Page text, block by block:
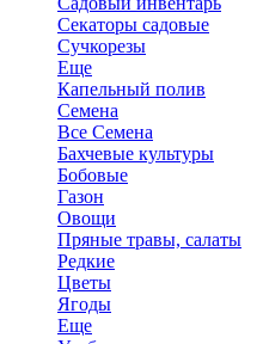
Секаторы садовые
Сучкорезы
Еще
Капельный полив
Семена
Все Семена
Бахчевые культуры
Бобовые
Газон
Овощи
Пряные травы, салаты
Редкие
Цветы
Ягоды
Еще